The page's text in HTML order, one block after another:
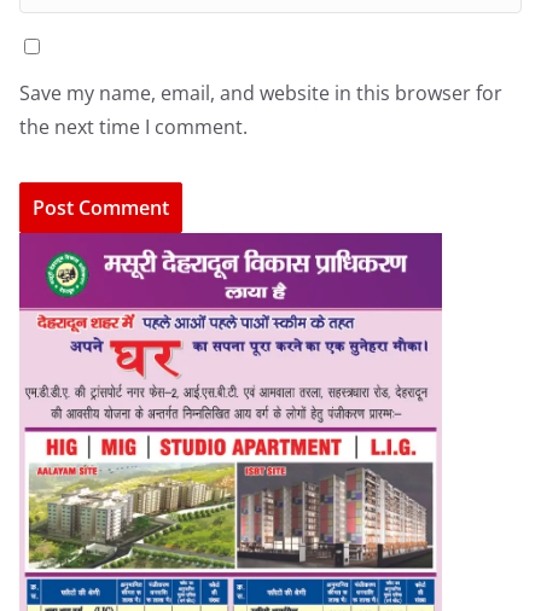
Save my name, email, and website in this browser for
the next time I comment.